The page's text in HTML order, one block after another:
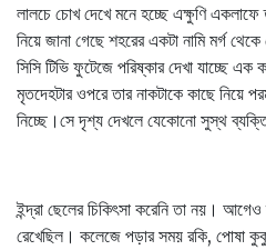
লালচে চোখ দেখে মনে হচ্ছে এক্ষুণি
নিয়ে জানা গেছে শহরের একটা নামি মর্গ
সিসি টিভি ফুটেজে পরিষ্কার দেখা যাচ্ছে এক
মৃতদেহটার ওপরে তার নাকটাকে কাছে নিয়ে
নিচ্ছে।সে দৃশ্য দেখলে যেকোনো সুস্থ
ইন্দ্রা ছেলের চিকিৎসা করেনি তা নয়।
রেখেছিল। কলেজে পড়ার সময় রকি, পোষা